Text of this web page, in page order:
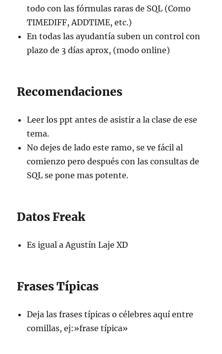
todo con las fórmulas raras de SQL (Como
TIMEDIFF, ADDTIME, etc.)
En todas las ayudantía suben un control con
plazo de 3 días aprox, (modo online)
Recomendaciones
Leer los ppt antes de asistir a la clase de ese
tema.
No dejes de lado este ramo, se ve fácil al
comienzo pero después con las consultas de
SQL se pone mas potente.
Datos Freak
Es igual a Agustín Laje XD
Frases Típicas
Deja las frases típicas o célebres aquí entre
comillas, ej:»frase típica»